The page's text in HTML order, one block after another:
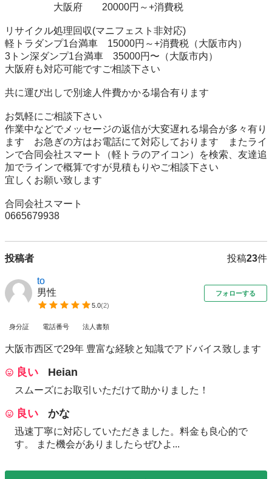
大阪府　　20000円～+消費税
リサイクル処理回収(マニフェスト非対応)
軽トラダンプ1台満車　15000円～+消費税（大阪市内）
3トン深ダンプ1台満車　35000円〜（大阪市内）
大阪府も対応可能ですご相談下さい
共に運び出しで別途人件費かかる場合有ります
お気軽にご相談下さい
作業中などでメッセージの返信が大変遅れる場合が多々有り
ます　お急ぎの方はお電話にて対応しております　またライ
ンで合同会社スマート（軽トラのアイコン）を検索、友達追
加でラインで概算ですが見積もりやご相談下さい
宜しくお願い致します
合同会社スマート
投稿者 投稿23件
to
男性
5.0(2)
フォローする
身分証 電話番号 法人書類
大阪市西区で29年 豊富な経験と知識でアドバイス致します
良い Heian
スムーズにお取引いただけて助かりました！
良い かな
迅速丁寧に対応していただきました。料金も良心的で
す。 また機会がありましたらぜひよ...